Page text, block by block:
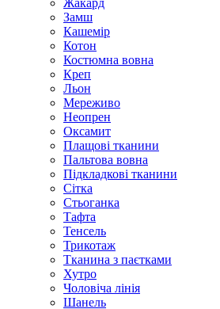
Жакард
Замш
Кашемір
Котон
Костюмна вовна
Креп
Льон
Мереживо
Неопрен
Оксамит
Плащові тканини
Пальтова вовна
Підкладкові тканини
Сітка
Стьоганка
Тафта
Тенсель
Трикотаж
Тканина з паєтками
Хутро
Чоловіча лінія
Шанель